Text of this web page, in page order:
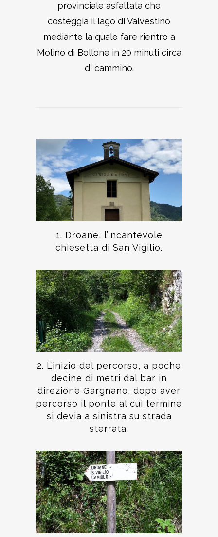
provinciale asfaltata che
costeggia il lago di Valvestino
mediante la quale fare rientro a
Molino di Bollone in 20 minuti circa
di cammino.
1. Droane, l’incantevole
chiesetta di San Vigilio.
2. L’inizio del percorso, a poche
decine di metri dal bar in
direzione Gargnano, dopo aver
percorso il ponte al cui termine
si devia a sinistra su strada
sterrata.